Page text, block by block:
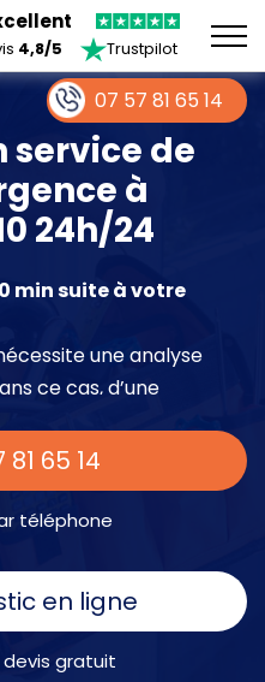
4,8/5 Trustpilot
service de
à
24h/24
min suite à votre
une analyse
ce cas, d’une
81 65 14
téléphone
en ligne
gratuit
07 57 81 65 14